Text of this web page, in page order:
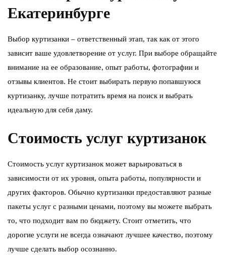
Екатеринбурге
Выбор куртизанки – ответственный этап, так как от этого
зависит ваше удовлетворение от услуг. При выборе обращайте
внимание на ее образование, опыт работы, фотографии и
отзывы клиентов. Не стоит выбирать первую попавшуюся
куртизанку, лучше потратить время на поиск и выбрать
идеальную для себя даму.
Стоимость услуг куртизанок
Стоимость услуг куртизанок может варьироваться в
зависимости от их уровня, опыта работы, популярности и
других факторов. Обычно куртизанки предоставляют разные
пакеты услуг с разными ценами, поэтому вы можете выбрать
то, что подходит вам по бюджету. Стоит отметить, что
дорогие услуги не всегда означают лучшее качество, поэтому
лучше сделать выбор осознанно.